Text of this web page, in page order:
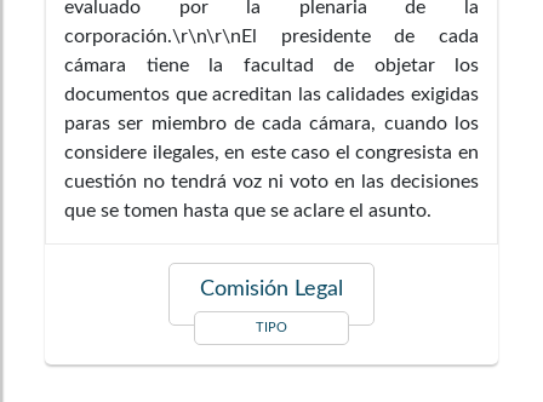
evaluado por la plenaria de la
corporación.\r\n\r\nEl presidente de cada
cámara tiene la facultad de objetar los
documentos que acreditan las calidades exigidas
paras ser miembro de cada cámara, cuando los
considere ilegales, en este caso el congresista en
cuestión no tendrá voz ni voto en las decisiones
que se tomen hasta que se aclare el asunto.
Comisión Legal
TIPO